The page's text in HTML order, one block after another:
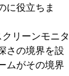
に役立ちま
リーンモニタ
さの境界を設
ムがその境界